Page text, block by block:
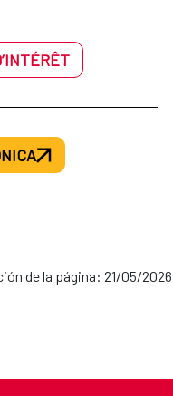
de la página: 21/05/2026